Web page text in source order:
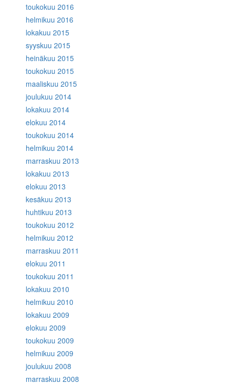
toukokuu 2016
helmikuu 2016
lokakuu 2015
syyskuu 2015
heinäkuu 2015
toukokuu 2015
maaliskuu 2015
joulukuu 2014
lokakuu 2014
elokuu 2014
toukokuu 2014
helmikuu 2014
marraskuu 2013
lokakuu 2013
elokuu 2013
kesäkuu 2013
huhtikuu 2013
toukokuu 2012
helmikuu 2012
marraskuu 2011
elokuu 2011
toukokuu 2011
lokakuu 2010
helmikuu 2010
lokakuu 2009
elokuu 2009
toukokuu 2009
helmikuu 2009
joulukuu 2008
marraskuu 2008